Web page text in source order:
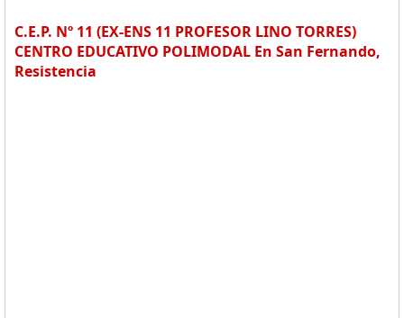
C.E.P. Nº 11 (EX-ENS 11 PROFESOR LINO TORRES)
CENTRO EDUCATIVO POLIMODAL En San Fernando,
Resistencia